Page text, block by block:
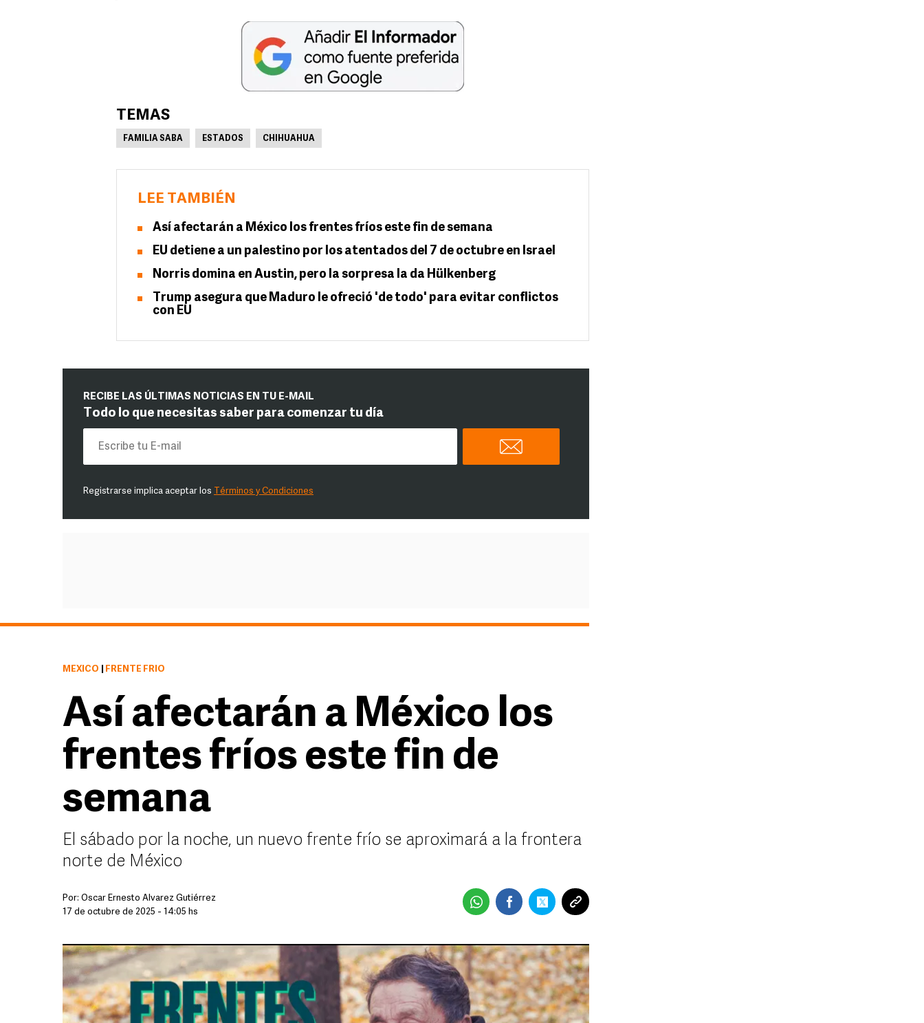
TEMAS
FAMILIA SABA ESTADOS CHIHUAHUA
LEE TAMBIÉN
Así afectarán a México los frentes fríos este fin de semana
EU detiene a un palestino por los atentados del 7 de octubre en Israel
Norris domina en Austin, pero la sorpresa la da Hülkenberg
Trump asegura que Maduro le ofreció 'de todo' para evitar conflictos
con EU
RECIBE LAS ÚLTIMAS NOTICIAS EN TU E-MAIL
Todo lo que necesitas saber para comenzar tu día
Registrarse implica aceptar los Términos y Condiciones
MÉXICO FRENTE FRÍO
Así afectarán a México los
frentes fríos este fin de
semana
El sábado por la noche, un nuevo frente frío se aproximará a la frontera
norte de México
Por: Óscar Ernesto Álvarez Gutiérrez
17 de octubre de 2025 - 14:05 hs